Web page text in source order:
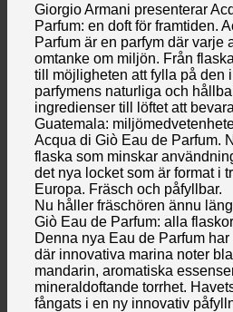
Giorgio Armani presenterar
Parfum: en doft för framtiden.
Parfum är en parfym där varje
omtanke om miljön. Från
till möjligheten att fylla på den
parfymens naturliga och
ingredienser till löftet att
Guatemala:
Acqua di Giò Eau de Parfum.
flaska som minskar
det nya locket som är format i
Europa. Fräsch och påfyllbar.
Nu håller fräschören ännu
Giò Eau de Parfum: alla
Denna nya Eau de Parfum
där innovativa marina noter
mandarin, aromatiska
mineraldoftande torrhet.
fångats i en ny innovativ